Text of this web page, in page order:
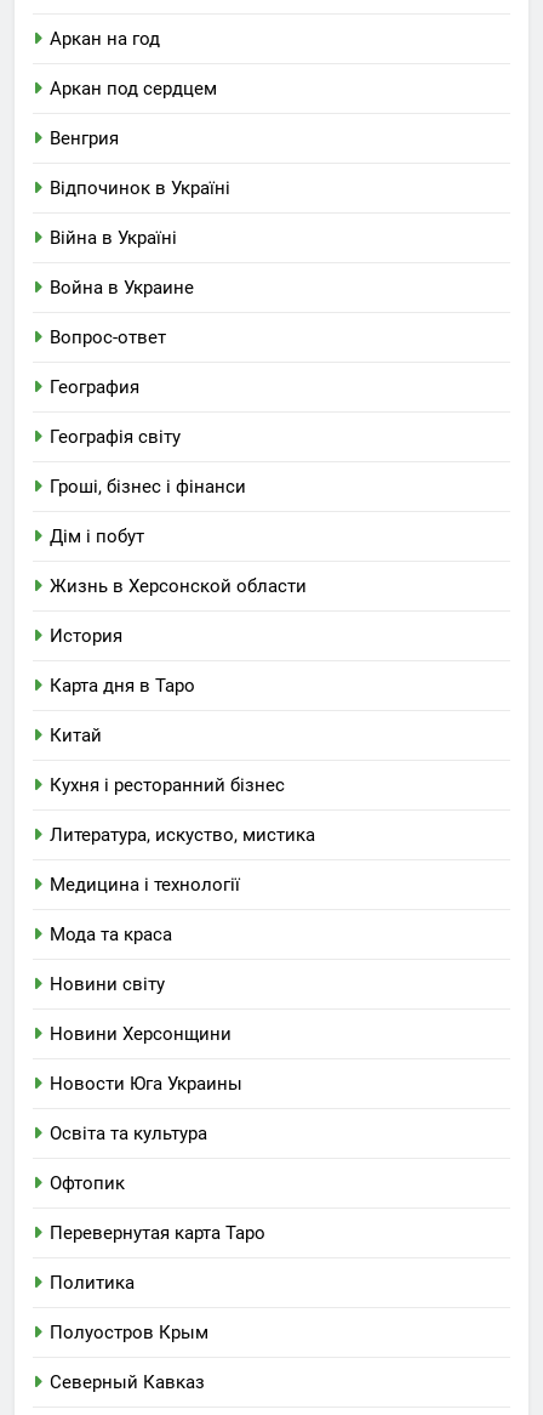
Аркан на год
Аркан под сердцем
Венгрия
Відпочинок в Україні
Війна в Україні
Война в Украине
Вопрос-ответ
География
Географія світу
Гроші, бізнес і фінанси
Дім і побут
Жизнь в Херсонской области
История
Карта дня в Таро
Китай
Кухня і ресторанний бізнес
Литература, искуство, мистика
Медицина і технології
Мода та краса
Новини світу
Новини Херсонщини
Новости Юга Украины
Освіта та культура
Офтопик
Перевернутая карта Таро
Политика
Полуостров Крым
Северный Кавказ